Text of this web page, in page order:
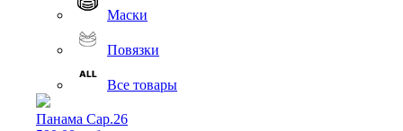
Маски
Повязки
Все товары
Панама Cap.26